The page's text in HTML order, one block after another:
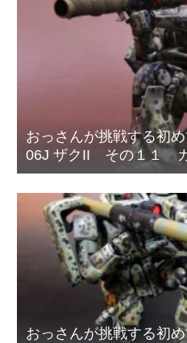
おっさんが挑戦する初
06J ザクII その１１ ガ
装網の取り付け
おっさんが挑戦する初